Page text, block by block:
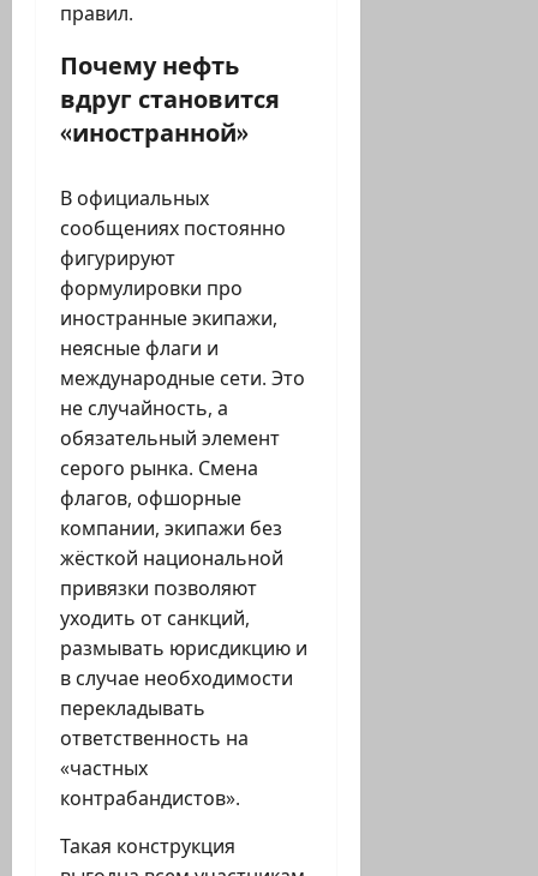
правил.
Почему нефть
вдруг становится
«иностранной»
В официальных
сообщениях постоянно
фигурируют
формулировки про
иностранные экипажи,
неясные флаги и
международные сети. Это
не случайность, а
обязательный элемент
серого рынка. Смена
флагов, офшорные
компании, экипажи без
жёсткой национальной
привязки позволяют
уходить от санкций,
размывать юрисдикцию и
в случае необходимости
перекладывать
ответственность на
«частных
контрабандистов».
Такая конструкция